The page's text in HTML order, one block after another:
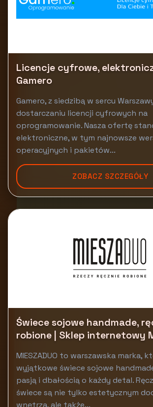
Licencje cyfrowe,
Gamero
Gamero, z siedzibą w sercu
dostarczaniu licencji cyfrowych na
oprogramowanie. Nasza ofertę
elektroniczne, w tym najnowsze
operacyjnych i pakietów...
ZOBACZ SZCZEGÓŁY
Świece sojowe handmade,
robione | Sklep internetowy
MIESZADUO to warszawska marka,
wyjątkowe świece sojowe
pasją i dbałością o każdy detal.
świece są nie tylko estetycznym
wnętrza, ale także...